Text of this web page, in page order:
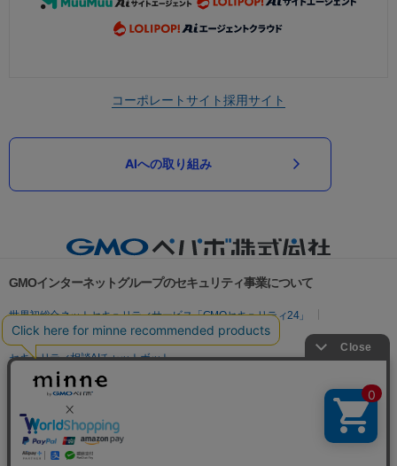
コーポレートサイト採用サイト
AIへの取り組み
GMOインターネットグループのセキュリティ事業について
世界初総合ネットセキュリティサービス「GMOセキュリティ24」
パスワード漏洩診断
Webサイトリスク診断
セキュリティ相談AIチャットボット
実在証明・盗聴対策
サイバー攻撃対策（GMO Flatt Security）
セキュリティ事業の軌跡